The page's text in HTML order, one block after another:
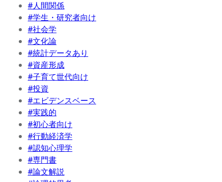
#人間関係
#学生・研究者向け
#社会学
#文化論
#統計データあり
#資産形成
#子育て世代向け
#投資
#エビデンスベース
#実践的
#初心者向け
#行動経済学
#認知心理学
#専門書
#論文解説